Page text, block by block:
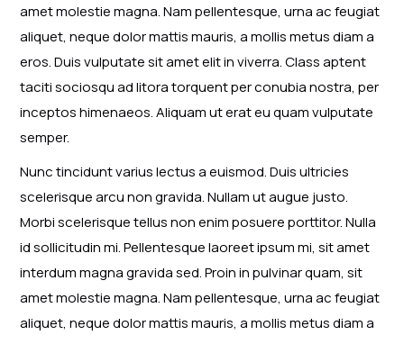
amet molestie magna. Nam pellentesque, urna ac feugiat
aliquet, neque dolor mattis mauris, a mollis metus diam a
eros. Duis vulputate sit amet elit in viverra. Class aptent
taciti sociosqu ad litora torquent per conubia nostra, per
inceptos himenaeos. Aliquam ut erat eu quam vulputate
semper.
Nunc tincidunt varius lectus a euismod. Duis ultricies
scelerisque arcu non gravida. Nullam ut augue justo.
Morbi scelerisque tellus non enim posuere porttitor. Nulla
id sollicitudin mi. Pellentesque laoreet ipsum mi, sit amet
interdum magna gravida sed. Proin in pulvinar quam, sit
amet molestie magna. Nam pellentesque, urna ac feugiat
aliquet, neque dolor mattis mauris, a mollis metus diam a